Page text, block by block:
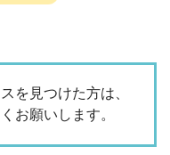
を見つけた方は、
お願いします。